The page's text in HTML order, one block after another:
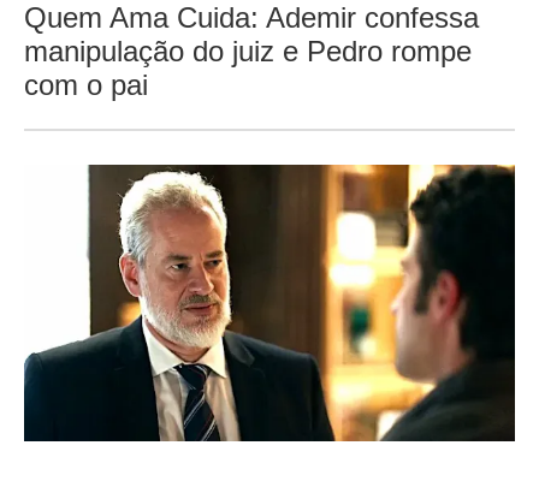
Quem Ama Cuida: Ademir confessa
manipulação do juiz e Pedro rompe
com o pai